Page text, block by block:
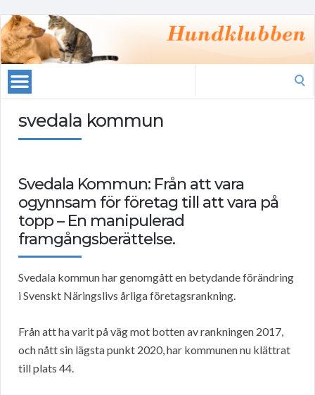
svedala kommun
Svedala Kommun: Från att vara
ogynnsam för företag till att vara på
topp – En manipulerad
framgångsberättelse.
Svedala kommun har genomgått en betydande förändring
i Svenskt Näringslivs årliga företagsrankning.
Från att ha varit på väg mot botten av rankningen 2017,
och nått sin lägsta punkt 2020, har kommunen nu klättrat
till plats 44.